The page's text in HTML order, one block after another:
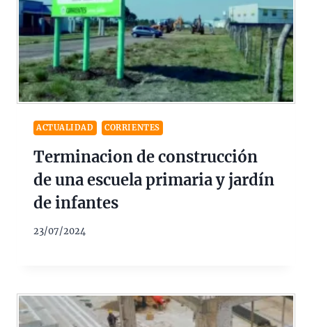
ACTUALIDAD CORRIENTES
Terminacion de construcción
de una escuela primaria y jardín
de infantes
23/07/2024